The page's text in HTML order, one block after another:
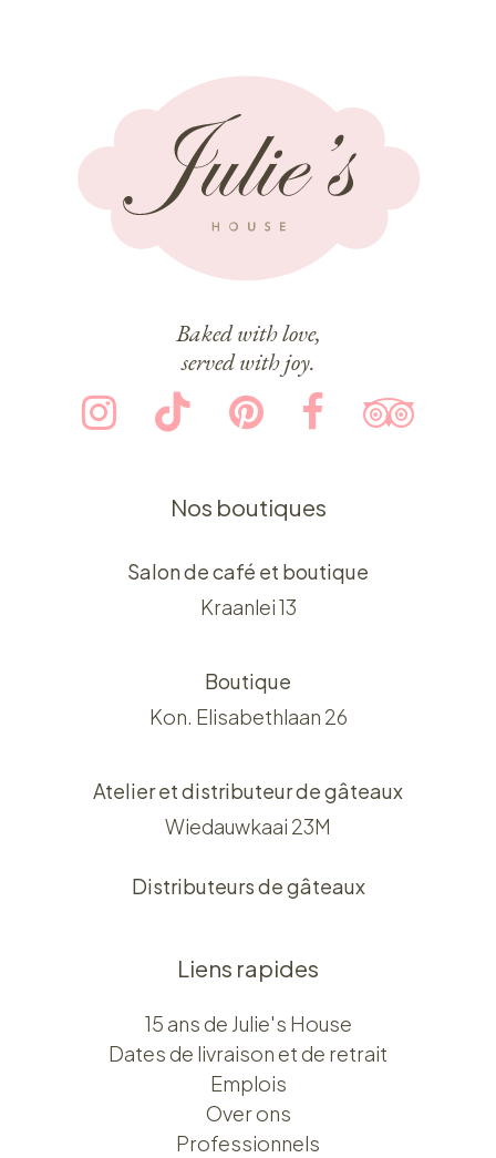
Baked with love,
served with joy.
Nos boutiques
Salon de café et boutique
Kraanlei 13
Boutique
Kon. Elisabethlaan 26
Atelier et distributeur de gâteaux
Wiedauwkaai 23M
Distributeurs de gâteaux
Liens rapides
15 ans de Julie's House
Dates de livraison et de retrait
Emplois
Over ons​​
Professionnels